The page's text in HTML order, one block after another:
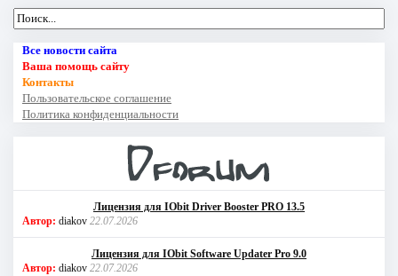
Все новости сайта
Ваша помощь сайту
Контакты
Пользовательское соглашение
Политика конфиденциальности
Лицензия для IObit Driver Booster PRO 13.5
Автор: diakov 22.07.2026
Лицензия для IObit Software Updater Pro 9.0
Автор: diakov 22.07.2026